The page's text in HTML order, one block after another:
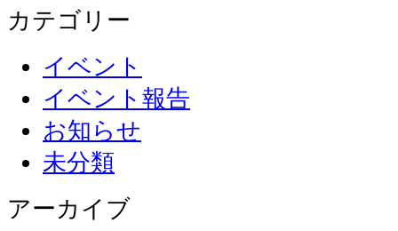
カテゴリー
イベント
イベント報告
お知らせ
未分類
アーカイブ